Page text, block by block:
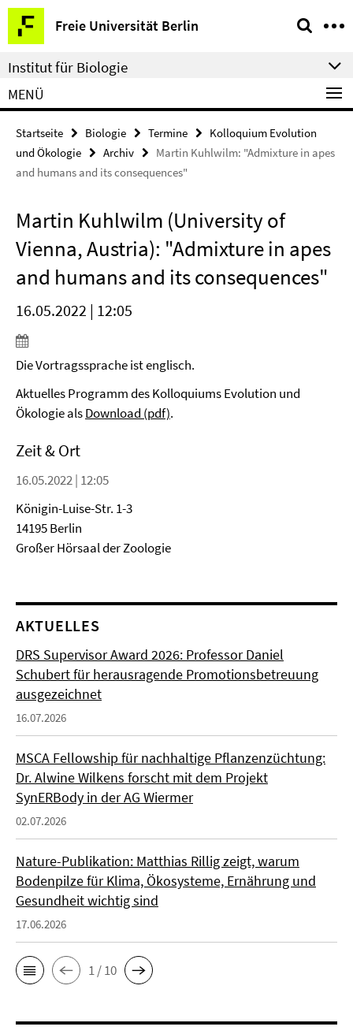
Springe
direkt
zu
Inhalt
Freie Universität Berlin
Service-
Navigation
Institut für Biologie
MENÜ
Startseite Biologie Termine
Kolloquium Evolution
und Ökologie
Archiv
Martin Kuhlwilm: "Admixture in apes
and humans and its consequences"
Martin Kuhlwilm (University of
Vienna, Austria): "Admixture in apes
and humans and its consequences"
16.05.2022 | 12:05
Die Vortragssprache ist englisch.
Aktuelles Programm des Kolloquiums Evolution und
Ökologie alsDownload (pdf).
Zeit & Ort
16.05.2022 | 12:05
Königin-Luise-Str. 1-3
14195 Berlin
Großer Hörsaal der Zoologie
AKTUELLES
DRS Supervisor Award 2026: Professor Daniel
Schubert für herausragende Promotionsbetreuung
ausgezeichnet
16.07.2026
MSCA Fellowship für nachhaltige Pflanzenzüchtung:
Dr. Alwine Wilkens forscht mit dem Projekt
SynERBody in der AG Wiermer
02.07.2026
Nature-Publikation: Matthias Rillig zeigt, warum
Bodenpilze für Klima, Ökosysteme, Ernährung und
Gesundheit wichtig sind
17.06.2026
1 / 10